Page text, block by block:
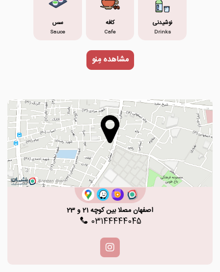
نوشیدنی
Drinks
کافه
Cafe
سس
Sauce
مشاهده مِنو
اصفهان مصلا بین کوچه 21 و 23
03144444045